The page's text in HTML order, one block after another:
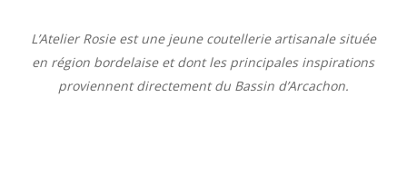
L’Atelier Rosie est une jeune coutellerie artisanale située
en région bordelaise et dont les principales inspirations
proviennent directement du Bassin d’Arcachon.